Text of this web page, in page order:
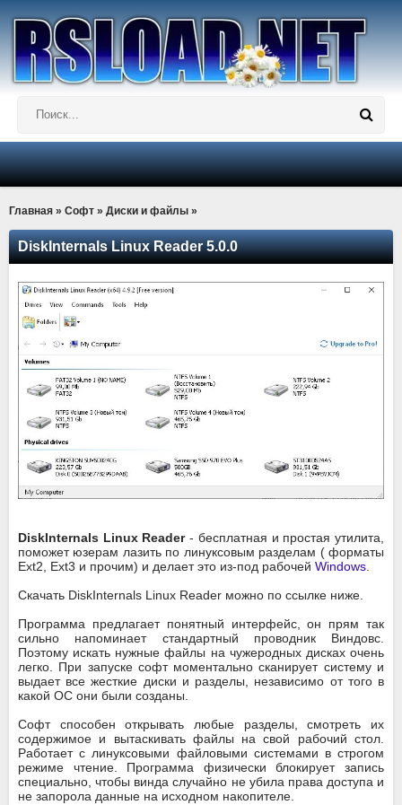
Главная » Софт » Диски и файлы »
DiskInternals Linux Reader 5.0.0
DiskInternals Linux Reader- бесплатная и простая утилита,
поможет юзерам лазить по линуксовым разделам ( форматы
Ext2, Ext3 и прочим) и делает это из-под рабочей Windows
Скачать DiskInternals Linux Reader можно по ссылке ниже.
Программа предлагает понятный интерфейс, он прям так
сильно напоминает стандартный проводник Виндовс.
Поэтому искать нужные файлы на чужеродных дисках очень
легко. При запуске софт моментально сканирует систему и
выдает все жесткие диски и разделы, независимо от того в
какой ОС они были созданы.
Софт способен открывать любые разделы, смотреть их
содержимое и вытаскивать файлы на свой рабочий стол.
Работает с линуксовыми файловыми системами в строгом
режиме чтение. Программа физически блокирует запись
специально, чтобы винда случайно не убила права доступа и
не запорола данные на исходном накопителе.